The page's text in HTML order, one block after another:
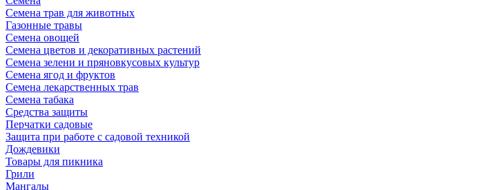
Семена трав для животных
Газонные травы
Семена овощей
Семена цветов и декоративных растений
Семена зелени и пряновкусовых культур
Семена ягод и фруктов
Семена лекарственных трав
Семена табака
Средства защиты
Перчатки садовые
Защита при работе с садовой техникой
Дождевики
Товары для пикника
Грили
Мангалы